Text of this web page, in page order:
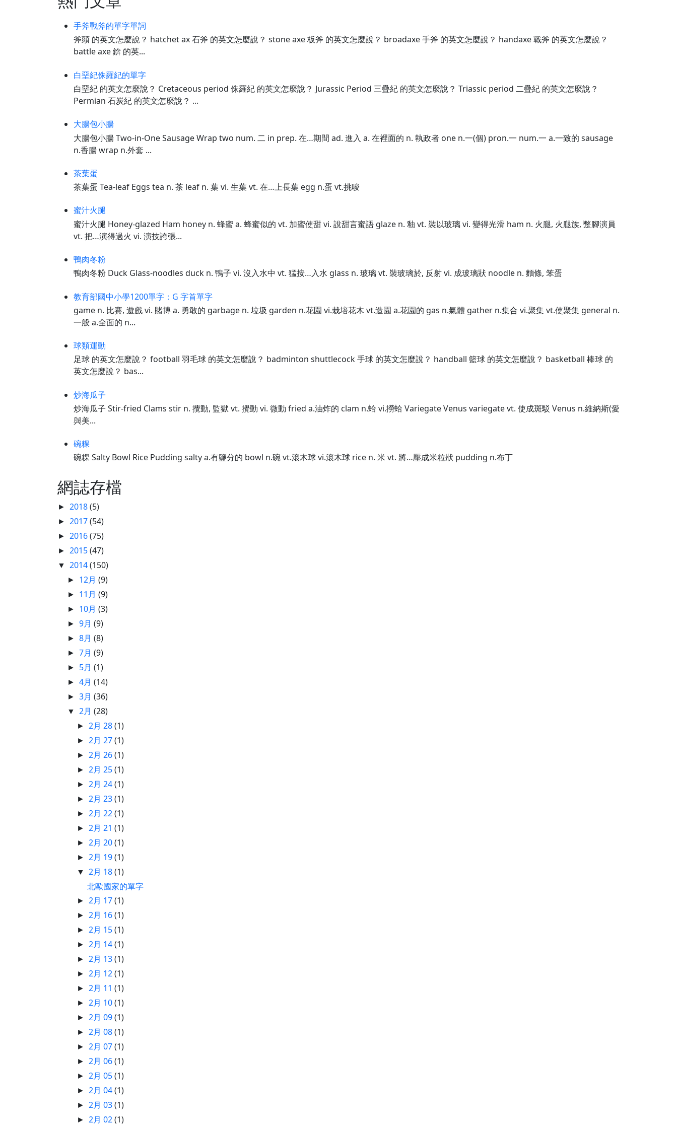
手斧戰斧的單字單詞
斧頭 的英文怎麼說？ hatchet ax 石斧 的英文怎麼說？ stone axe 板斧 的英文怎麼說？ broadaxe 手斧 的英文怎麼說？ handaxe 戰斧 的英文怎麼說？
battle axe 錛 的英...
白堊紀侏羅紀的單字
白堊紀 的英文怎麼說？ Cretaceous period 侏羅紀 的英文怎麼說？ Jurassic Period 三疊紀 的英文怎麼說？ Triassic period 二疊紀 的英文怎麼說？
Permian 石炭紀 的英文怎麼說？ ...
大腸包小腸
大腸包小腸 Two-in-One Sausage Wrap two num. 二 in prep. 在…期間 ad. 進入 a. 在裡面的 n. 執政者 one n.一(個) pron.一 num.一 a.一致的 sausage
n.香腸 wrap n.外套 ...
茶葉蛋
茶葉蛋 Tea-leaf Eggs tea n. 茶 leaf n. 葉 vi. 生葉 vt. 在…上長葉 egg n.蛋 vt.挑唆
蜜汁火腿
蜜汁火腿 Honey-glazed Ham honey n. 蜂蜜 a. 蜂蜜似的 vt. 加蜜使甜 vi. 說甜言蜜語 glaze n. 釉 vt. 裝以玻璃 vi. 變得光滑 ham n. 火腿, 火腿族, 蹩腳演員
vt. 把…演得過火 vi. 演技誇張...
鴨肉冬粉
鴨肉冬粉 Duck Glass-noodles duck n. 鴨子 vi. 沒入水中 vt. 猛按…入水 glass n. 玻璃 vt. 裝玻璃於, 反射 vi. 成玻璃狀 noodle n. 麵條, 笨蛋
教育部國中小學1200單字：G 字首單字
game n. 比賽, 遊戲 vi. 賭博 a. 勇敢的 garbage n. 垃圾 garden n.花園 vi.栽培花木 vt.造園 a.花園的 gas n.氣體 gather n.集合 vi.聚集 vt.使聚集 general n.
一般 a.全面的 n...
球類運動
足球 的英文怎麼說？ football 羽毛球 的英文怎麼說？ badminton shuttlecock 手球 的英文怎麼說？ handball 籃球 的英文怎麼說？ basketball 棒球 的
英文怎麼說？ bas...
炒海瓜子
炒海瓜子 Stir-fried Clams stir n. 攪動, 監獄 vt. 攪動 vi. 微動 fried a.油炸的 clam n.蛤 vi.撈蛤 Variegate Venus variegate vt. 使成斑駁 Venus n.維納斯(愛
與美...
碗粿
碗粿 Salty Bowl Rice Pudding salty a.有鹽分的 bowl n.碗 vt.滾木球 vi.滾木球 rice n. 米 vt. 將…壓成米粒狀 pudding n.布丁
網誌存檔
► 2018(5)
► 2017(54)
► 2016(75)
► 2015(47)
▼ 2014(150)
► 12月(9)
► 11月(9)
► 10月(3)
►9月(9)
►8月(8)
►7月(9)
► 5月(1)
►4月(14)
►3月(36)
▼ 2月(28)
► 2月 28(1)
► 2月 27(1)
► 2月 26(1)
► 2月 25(1)
► 2月 24(1)
► 2月 23(1)
► 2月 22(1)
► 2月 21(1)
► 2月 20(1)
► 2月 19(1)
▼ 2月 18(1)
北歐國家的單字
► 2月 17(1)
► 2月 16(1)
► 2月 15(1)
► 2月 14(1)
► 2月 13(1)
► 2月 12(1)
► 2月 11(1)
► 2月 10(1)
► 2月 09(1)
► 2月 08(1)
► 2月 07(1)
► 2月 06(1)
► 2月 05(1)
► 2月 04(1)
► 2月 03(1)
► 2月 02(1)